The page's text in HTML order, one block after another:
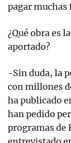
pagar muchas
¿Qué obra es
aportado?
-Sin duda, la
con millones
ha publicado
han pedido
programas de